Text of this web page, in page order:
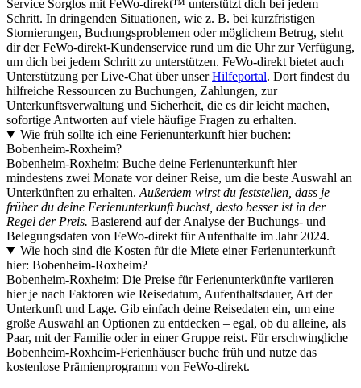
Service Sorglos mit FeWo-direkt™ unterstützt dich bei jedem
Schritt. In dringenden Situationen, wie z. B. bei kurzfristigen
Stornierungen, Buchungsproblemen oder möglichem Betrug, steht
dir der FeWo-direkt-Kundenservice rund um die Uhr zur Verfügung,
um dich bei jedem Schritt zu unterstützen. FeWo-direkt bietet auch
Unterstützung per Live-Chat über unserHilfeportal. Dort findest du
hilfreiche Ressourcen zu Buchungen, Zahlungen, zur
Unterkunftsverwaltung und Sicherheit, die es dir leicht machen,
sofortige Antworten auf viele häufige Fragen zu erhalten.
Wie früh sollte ich eine Ferienunterkunft hier buchen:
Bobenheim-Roxheim?
Bobenheim-Roxheim: Buche deine Ferienunterkunft hier
mindestens zwei Monate vor deiner Reise, um die beste Auswahl an
Unterkünften zu erhalten. Außerdem wirst du feststellen, dass je
früher du deine Ferienunterkunft buchst, desto besser ist in der
Regel der Preis. Basierend auf der Analyse der Buchungs- und
Belegungsdaten von FeWo-direkt für Aufenthalte im Jahr 2024.
Wie hoch sind die Kosten für die Miete einer Ferienunterkunft
hier: Bobenheim-Roxheim?
Bobenheim-Roxheim: Die Preise für Ferienunterkünfte variieren
hier je nach Faktoren wie Reisedatum, Aufenthaltsdauer, Art der
Unterkunft und Lage. Gib einfach deine Reisedaten ein, um eine
große Auswahl an Optionen zu entdecken – egal, ob du alleine, als
Paar, mit der Familie oder in einer Gruppe reist. Für erschwingliche
Bobenheim-Roxheim-Ferienhäuser buche früh und nutze das
kostenlose Prämienprogramm von FeWo-direkt.